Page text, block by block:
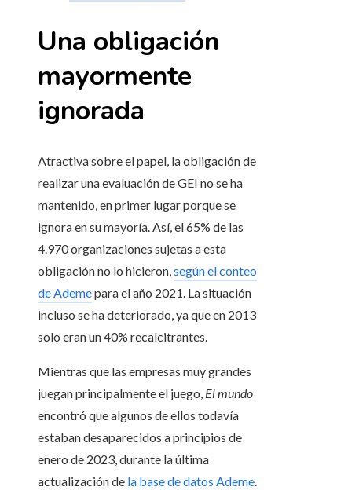
Una obligación
mayormente
ignorada
Atractiva sobre el papel, la obligación de
realizar una evaluación de GEI no se ha
mantenido, en primer lugar porque se
ignora en su mayoría. Así, el 65% de las
4.970 organizaciones sujetas a esta
obligación no lo hicieron,según el conteo
de Ademepara el año 2021. La situación
incluso se ha deteriorado, ya que en 2013
solo eran un 40% recalcitrantes.
Mientras que las empresas muy grandes
juegan principalmente el juego, El mundo
encontró que algunos de ellos todavía
estaban desaparecidos a principios de
enero de 2023, durante la última
actualización de la base de datos Ademe.